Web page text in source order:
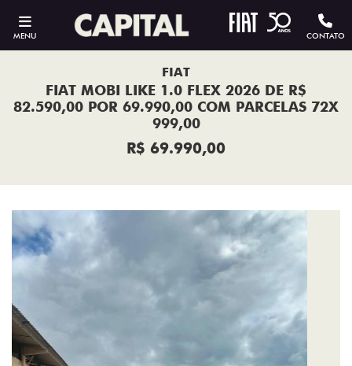
MENU CONTATO
FIAT
FIAT MOBI LIKE 1.0 FLEX 2026 DE R$
82.590,00 POR 69.990,00 COM PARCELAS 72X
999,00
R$ 69.990,00
Previous